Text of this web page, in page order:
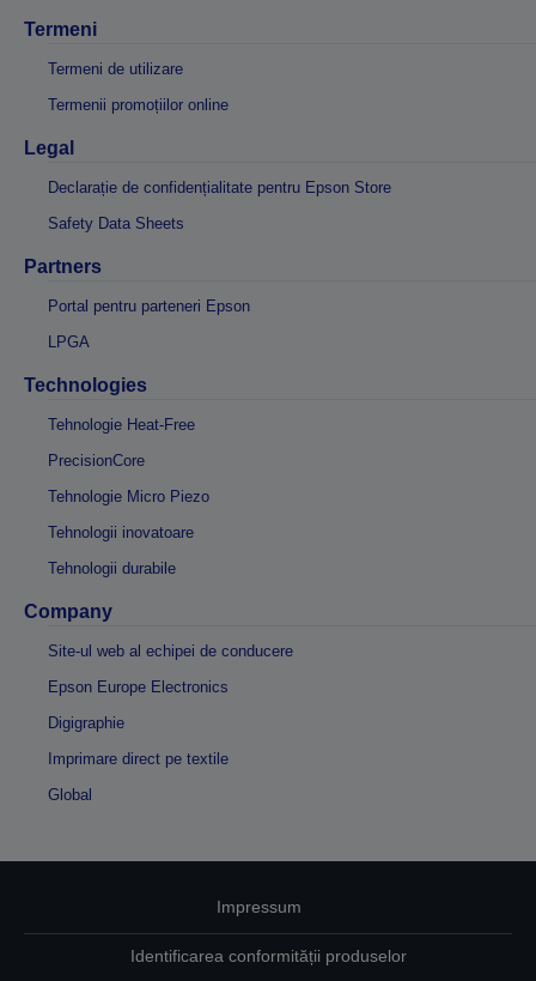
Termeni
Termeni de utilizare
Termenii promoțiilor online
Legal
Declarație de confidențialitate pentru Epson Store
Safety Data Sheets
Partners
Portal pentru parteneri Epson
LPGA
Technologies
Tehnologie Heat-Free
PrecisionCore
Tehnologie Micro Piezo
Tehnologii inovatoare
Tehnologii durabile
Company
Site-ul web al echipei de conducere
Epson Europe Electronics
Digigraphie
Imprimare direct pe textile
Global
Impressum
Identificarea conformității produselor